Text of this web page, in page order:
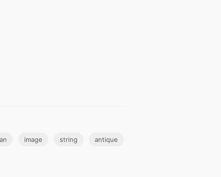
image string antique